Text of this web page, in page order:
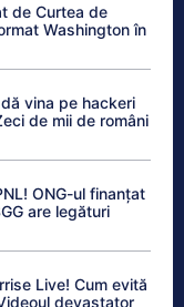
de Curtea de
Washington în
vina pe hackeri
de mii de români
ONG-ul finanțat
are legături
Live! Cum evită
devastator